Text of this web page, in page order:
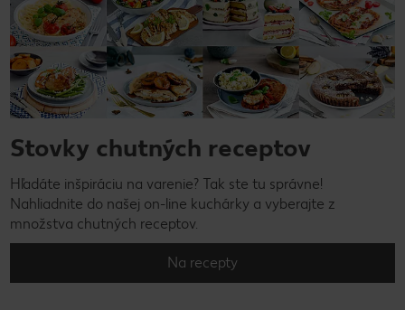
Stovky chutných receptov
Hľadáte inšpiráciu na varenie? Tak ste tu správne!
Nahliadnite do našej on-line kuchárky a vyberajte z
množstva chutných receptov.
Na recepty